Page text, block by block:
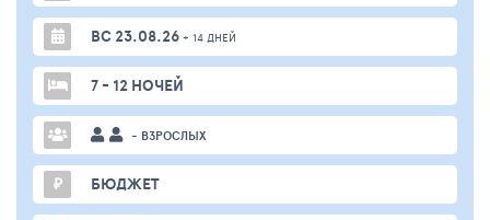
ВС 23.08.26 + 14 ДНЕЙ
7 - 12 НОЧЕЙ
- ВЗРОСЛЫХ
₽ БЮДЖЕТ